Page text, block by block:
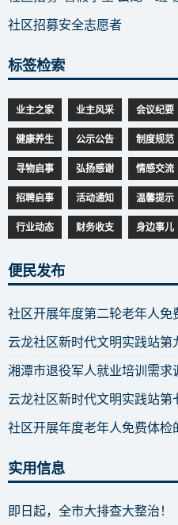
社区招募安全志愿者
标签检索
业主之家 业主风采 会议纪要
健康养生 公示公告 制度规范
寻物启事 弘扬感谢 情感交流
招聘启事 活动通知 温馨提示
行业动态 财务收支 身边事儿
便民发布
社区开展年度第二轮老年人免
云龙社区新时代文明实践站
湘潭市退役军人就业培训需求
云龙社区新时代文明实践站
社区开展年度老年人免费体检
实用信息
即日起，全市大排查大整治！